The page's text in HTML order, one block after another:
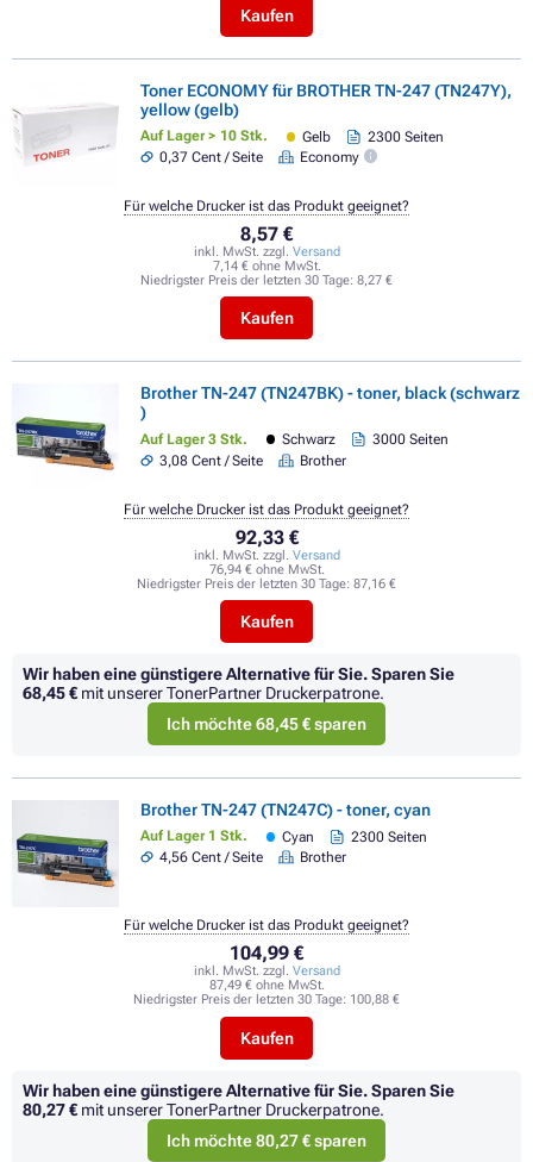
Kaufen
Toner ECONOMY für BROTHER TN-247 (TN247Y),
yellow (gelb)
Auf Lager > 10 Stk. Gelb
2300 Seiten
0,37 Cent / Seite
Economy
8,57 €
inkl. MwSt. zzgl. Versand
7,14 € ohne MwSt.
Niedrigster Preis der letzten 30 Tage: 8,27 €
Kaufen
Für welche Drucker ist das Produkt geeignet?
Brother TN-247 (TN247BK) - toner, black (schwarz
)
Auf Lager 3 Stk. Schwarz
3000 Seiten
3,08 Cent / Seite
Brother
92,33 €
inkl. MwSt. zzgl. Versand
76,94 € ohne MwSt.
Niedrigster Preis der letzten 30 Tage: 87,16 €
Kaufen
Für welche Drucker ist das Produkt geeignet?
Wir haben eine günstigere Alternative für Sie.Sparen Sie
68,45 € mit unserer TonerPartner Druckerpatrone.
Ich möchte 68,45 € sparen
Brother TN-247 (TN247C) - toner, cyan
Auf Lager 1 Stk. Cyan
2300 Seiten
4,56 Cent / Seite
Brother
104,99 €
inkl. MwSt. zzgl. Versand
87,49 € ohne MwSt.
Niedrigster Preis der letzten 30 Tage: 100,88 €
Kaufen
Für welche Drucker ist das Produkt geeignet?
Wir haben eine günstigere Alternative für Sie.Sparen Sie
80,27 € mit unserer TonerPartner Druckerpatrone.
Ich möchte 80,27 € sparen